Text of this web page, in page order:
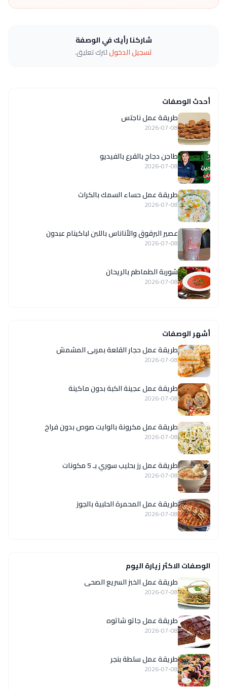
شاركنا رأيك في الوصفة
تسجيل الدخوللترك تعليق.
أحدث الوصفات
طريقة عمل ناجتس
2026-07-08
طاجن دجاج بالقرع بالفيديو
2026-07-08
طريقة عمل حساء السمك بالكراث
2026-07-08
عصير البرقوق والأناناس باللبن لباكينام عبدون
2026-07-08
شوربة الطماطم بالريحان
2026-07-08
أشهر الوصفات
طريقة عمل حجار القلعة بمربى المشمش
2026-07-08
طريقة عمل عجينة الكبة بدون ماكينة
2026-07-08
طريقة عمل مكرونة بالوايت صوص بدون فراخ
2026-07-08
طريقة عمل رز بحليب سوري بـ 5 مكونات
2026-07-08
طريقة عمل المحمرة الحلبية بالجوز
2026-07-08
الوصفات الاكثر زيارة اليوم
طريقة عمل الخبز السريع الصحى
2026-07-08
طريقة عمل جاتو شاتوه
2026-07-08
طريقة عمل سلطة بنجر
2026-07-08